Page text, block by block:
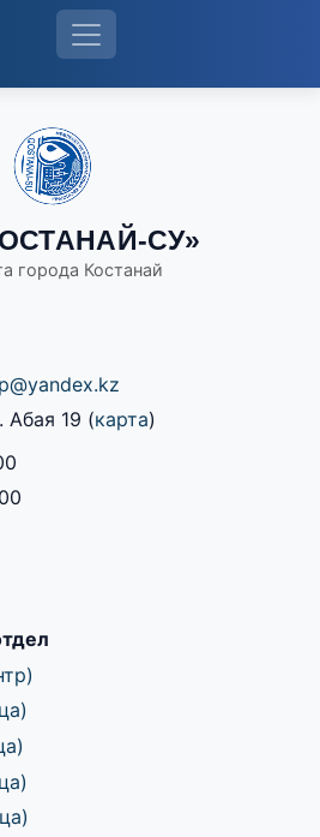
СУ»
города Костанай
Абая 19 (карта)